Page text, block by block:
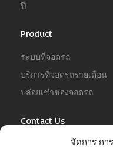
จัดการ กา
ปี
Product
ระบบที่จอดรถ
บริการที่จอดรถรายเดือน
ปล่อยเช่าช่องจอดรถ
Contact Us